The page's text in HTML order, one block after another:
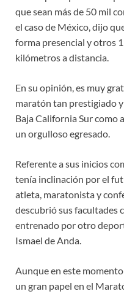
que sean más de 50 mil
el caso de México, dijo
forma presencial y otros
kilómetros a distancia.
En su opinión, es muy
maratón tan prestigiado
Baja California Sur como
un orgulloso egresado.
Referente a sus inicios
tenía inclinación por el
atleta, maratonista y
descubrió sus facultades
entrenado por otro
Ismael de Anda.
Aunque en este
un gran papel en el